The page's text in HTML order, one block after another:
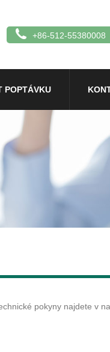
+86-512-55380008
POPTÁVKU
pokyny najdete v